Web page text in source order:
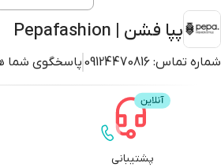
پپا فشن | Pepafashion
شماره تماس: 09124470816 پاسخگوی شما
پشتیبانی